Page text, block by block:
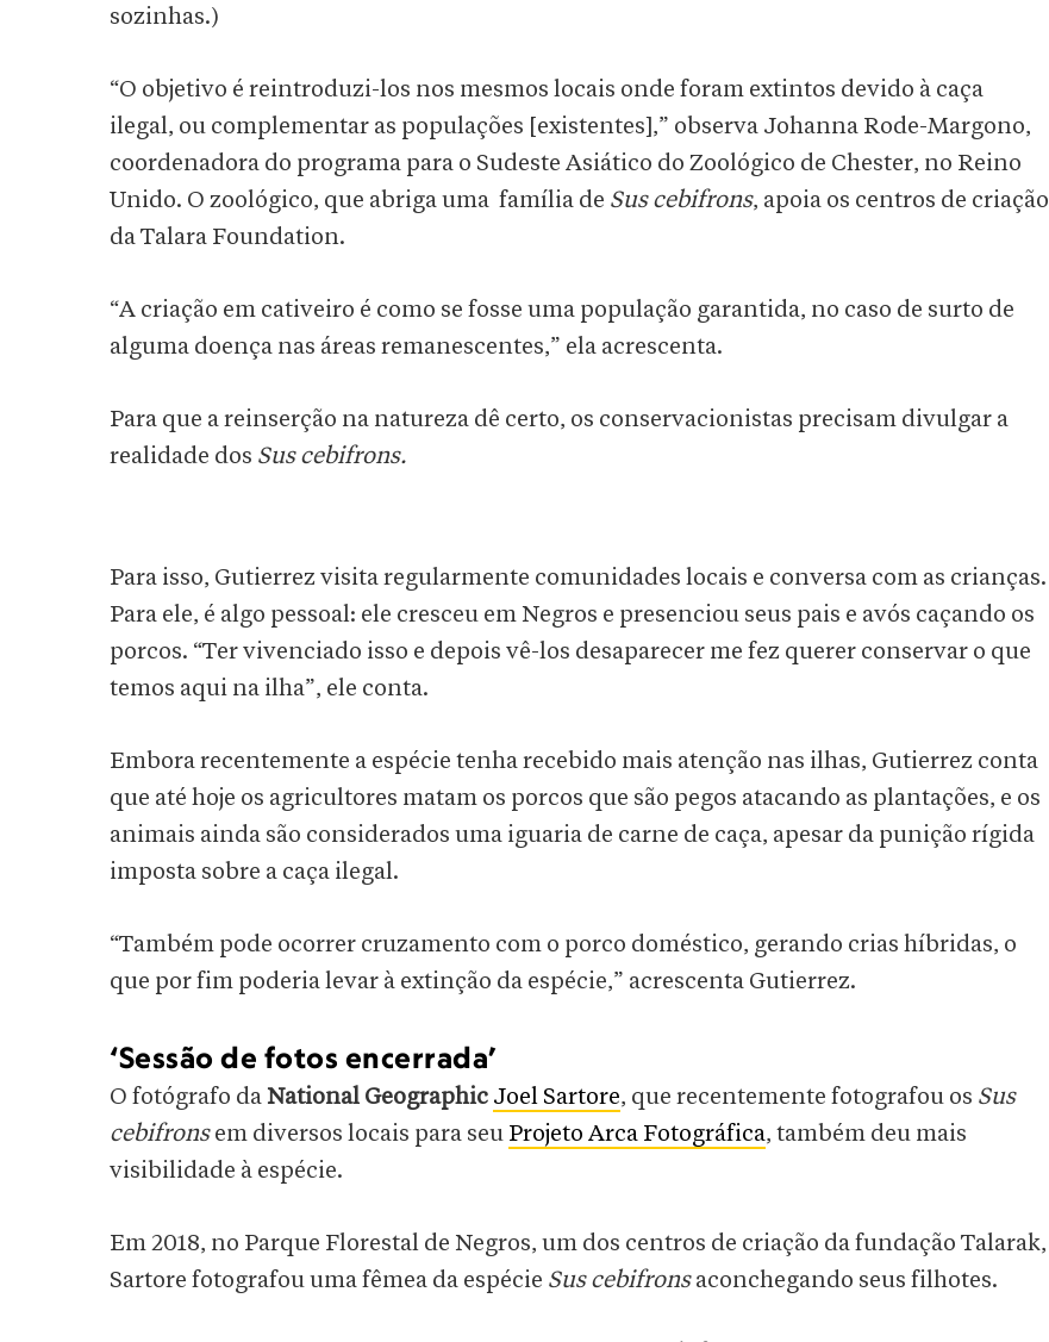
sozinhas.)
“O objetivo é reintroduzi-los nos mesmos locais onde foram extintos devido à caça
ilegal, ou complementar as populações [existentes],” observa Johanna Rode-Margono,
coordenadora do programa para o Sudeste Asiático do Zoológico de Chester, no Reino
Unido. O zoológico, que abriga uma família de Sus cebifrons, apoia os centros de criação
da Talara Foundation.
“A criação em cativeiro é como se fosse uma população garantida, no caso de surto de
alguma doença nas áreas remanescentes,” ela acrescenta.
Para que a reinserção na natureza dê certo, os conservacionistas precisam divulgar a
realidade dos Sus cebifrons.
Para isso, Gutierrez visita regularmente comunidades locais e conversa com as crianças.
Para ele, é algo pessoal: ele cresceu em Negros e presenciou seus pais e avós caçando os
porcos. “Ter vivenciado isso e depois vê-los desaparecer me fez querer conservar o que
temos aqui na ilha”, ele conta.
Embora recentemente a espécie tenha recebido mais atenção nas ilhas, Gutierrez conta
que até hoje os agricultores matam os porcos que são pegos atacando as plantações, e os
animais ainda são considerados uma iguaria de carne de caça, apesar da punição rígida
imposta sobre a caça ilegal.
“Também pode ocorrer cruzamento com o porco doméstico, gerando crias híbridas, o
que por fim poderia levar à extinção da espécie,” acrescenta Gutierrez.
‘Sessão de fotos encerrada’
O fotógrafo da National Geographic Joel Sartore, que recentemente fotografou os Sus
cebifronsem diversos locais para seu Projeto Arca Fotográfica, também deu mais
visibilidade à espécie.
Em 2018, no Parque Florestal de Negros, um dos centros de criação da fundação Talarak,
Sartore fotografou uma fêmea da espécie Sus cebifronsaconchegando seus filhotes.